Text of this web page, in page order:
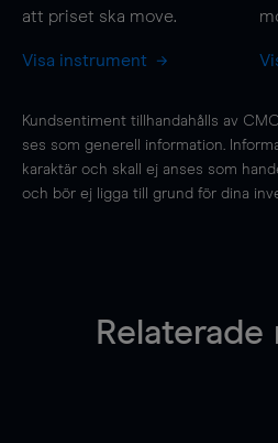
att priset ska move.
Visa instrument
Kundsentiment tillhandahålls av
ses som generell information.
karaktär och skall ej anses som
och bör ej ligga till grund för dina